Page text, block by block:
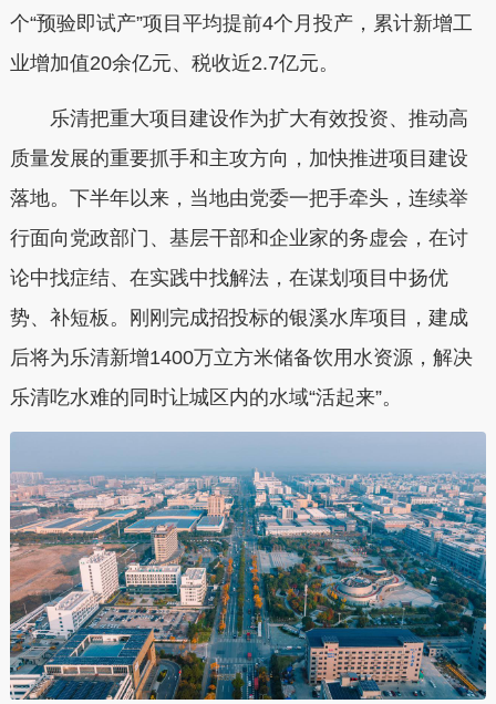
个“预验即试产”项目平均提前4个月投产，累计新增工
业增加值20余亿元、税收近2.7亿元。
乐清把重大项目建设作为扩大有效投资、推动高
质量发展的重要抓手和主攻方向，加快推进项目建设
落地。下半年以来，当地由党委一把手牵头，连续举
行面向党政部门、基层干部和企业家的务虚会，在讨
论中找症结、在实践中找解法，在谋划项目中扬优
势、补短板。刚刚完成招投标的银溪水库项目，建成
后将为乐清新增1400万立方米储备饮用水资源，解决
乐清吃水难的同时让城区内的水域“活起来”。